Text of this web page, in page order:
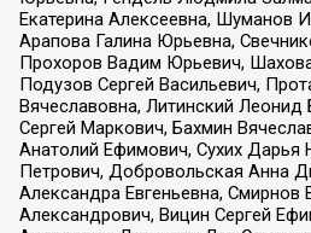
Екатерина Алексеевна, Шуманов
Арапова Галина Юрьевна,
Прохоров Вадим Юрьевич,
Подузов Сергей Васильевич,
Вячеславовна, Литинский Леонид
Сергей Маркович, Бахмин
Анатолий Ефимович, Сухих Дарья
Петрович, Добровольская Анна
Александра Евгеньевна, Смирнов
Александрович, Вицин Сергей